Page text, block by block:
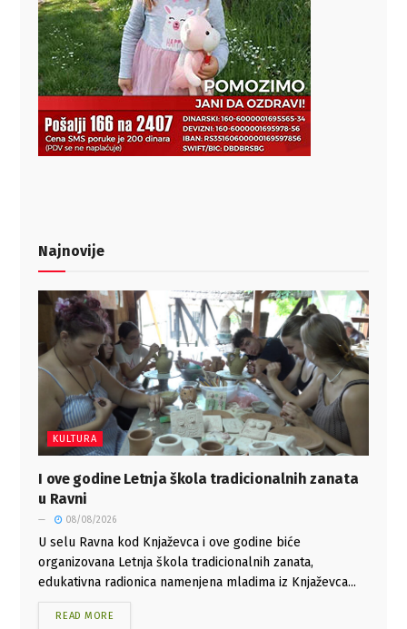
Najnovije
KULTURA
I ove godine Letnja škola tradicionalnih zanata
u Ravni
08/08/2026
U selu Ravna kod Knjaževca i ove godine biće
organizovana Letnja škola tradicionalnih zanata,
edukativna radionica namenjena mladima iz Knjaževca...
READ MORE